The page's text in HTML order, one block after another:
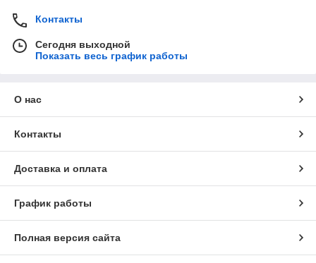
Контакты
Сегодня выходной
Показать весь график работы
О нас
Контакты
Доставка и оплата
График работы
Полная версия сайта